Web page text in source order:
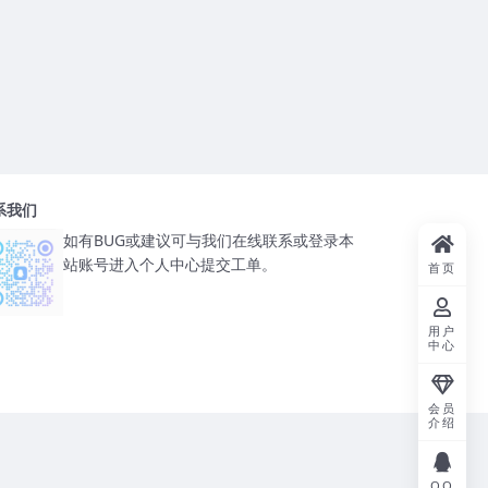
我们
如有BUG或建议可与我们在线联系或登录本
站账号进入个人中心提交工单。
首页
用户
中心
会员
介绍